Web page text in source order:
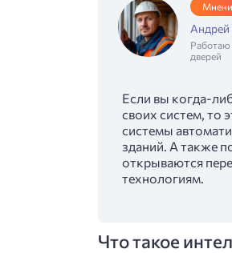
Работаю
дверей
Если вы когда-
своих систем, то
системы
зданий. А также
открываются
технологиям.
Что такое